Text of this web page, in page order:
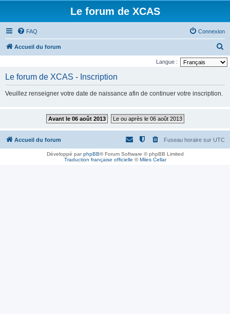
Le forum de XCAS
FAQ Connexion
Accueil du forum
e
h
Langue :
Le forum de XCAS - Inscription
Veuillez renseigner votre date de naissance afin de continuer votre inscription.
Avant le 06 août 2013 Le ou après le 06 août 2013
Accueil du forum Fuseau horaire sur UTC
Développé parphpBB® Forum Software © phpBB Limited
Traduction française officielle ©Miles Cellar